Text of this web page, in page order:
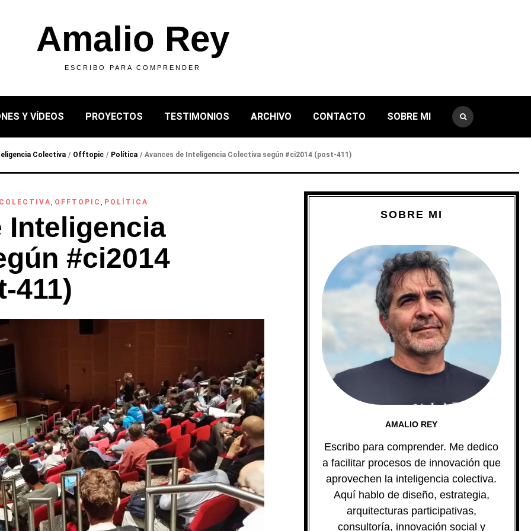
Amalio Rey
ESCRIBO PARA COMPRENDER
Y VÍDEOS PROYECTOS TESTIMONIOS ARCHIVO CONTACTO SOBRE MI
Colectiva / Offtopic / Política / Avances de Inteligencia Colectiva según #ci2014 (post-411)
, OFFTOPIC , POLÍTICA
Inteligencia
#ci2014
411)
SOBRE MI
AMALIO REY
Escribo para comprender. Me dedico
a facilitar procesos de innovación que
aprovechen la inteligencia colectiva.
Aquí hablo de diseño, estrategia,
arquitecturas participativas,
consultoría, innovación social y